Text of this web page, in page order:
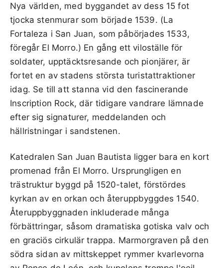
Nya världen, med byggandet av dess 15 fot
tjocka stenmurar som började 1539. (La
Fortaleza i San Juan, som påbörjades 1533,
föregår El Morro.) En gång ett viloställe för
soldater, upptäcktsresande och pionjärer, är
fortet en av stadens största turistattraktioner
idag. Se till att stanna vid den fascinerande
Inscription Rock, där tidigare vandrare lämnade
efter sig signaturer, meddelanden och
hällristningar i sandstenen.
Katedralen San Juan Bautista ligger bara en kort
promenad från El Morro. Ursprungligen en
trästruktur byggd på 1520-talet, förstördes
kyrkan av en orkan och återuppbyggdes 1540.
Återuppbyggnaden inkluderade många
förbättringar, såsom dramatiska gotiska valv och
en graciös cirkulär trappa. Marmorgraven på den
södra sidan av mittskeppet rymmer kvarlevorna